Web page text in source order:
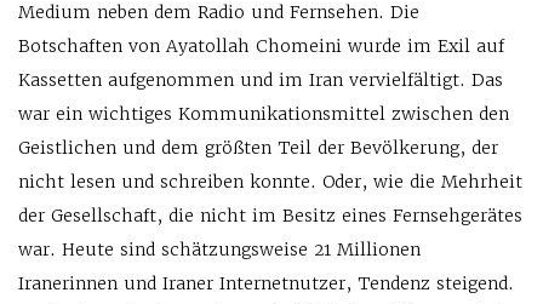
Medium neben dem Radio und Fernsehen. Die
Botschaften von Ayatollah Chomeini wurde im Exil auf
Kassetten aufgenommen und im Iran vervielfältigt. Das
war ein wichtiges Kommunikationsmittel zwischen den
Geistlichen und dem größten Teil der Bevölkerung, der
nicht lesen und schreiben konnte. Oder, wie die Mehrheit
der Gesellschaft, die nicht im Besitz eines Fernsehgerätes
war. Heute sind schätzungsweise 21 Millionen
Iranerinnen und Iraner Internetnutzer, Tendenz steigend.